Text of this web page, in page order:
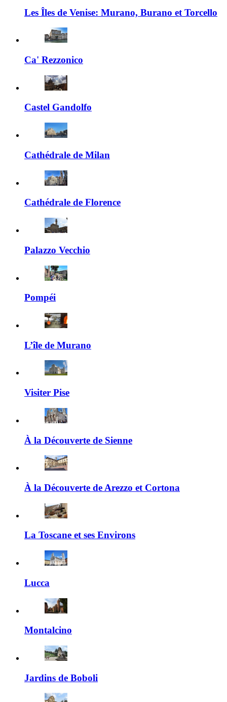
Les Îles de Venise: Murano, Burano et Torcello
Ca' Rezzonico
Castel Gandolfo
Cathédrale de Milan
Cathédrale de Florence
Palazzo Vecchio
Pompéi
L’île de Murano
Visiter Pise
À la Découverte de Sienne
À la Découverte de Arezzo et Cortona
La Toscane et ses Environs
Lucca
Montalcino
Jardins de Boboli